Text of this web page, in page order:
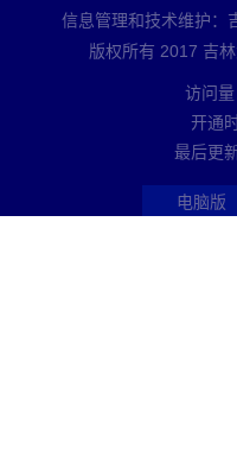
信息管理和技术维护：
版权所有 2017 吉
访问量
开通
最后更
电脑版